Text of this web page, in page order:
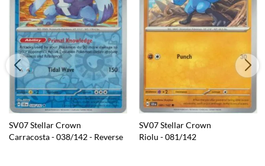
SV07 Stellar Crown
Carracosta - 038/142 - Reverse
SV07 Stellar Crown
Riolu - 081/142